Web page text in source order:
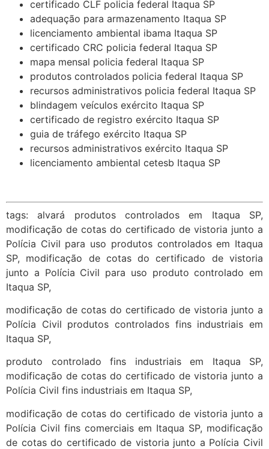
certificado CLF policia federal Itaqua SP
adequação para armazenamento Itaqua SP
licenciamento ambiental ibama Itaqua SP
certificado CRC policia federal Itaqua SP
mapa mensal policia federal Itaqua SP
produtos controlados policia federal Itaqua SP
recursos administrativos policia federal Itaqua SP
blindagem veículos exército Itaqua SP
certificado de registro exército Itaqua SP
guia de tráfego exército Itaqua SP
recursos administrativos exército Itaqua SP
licenciamento ambiental cetesb Itaqua SP
tags: alvará produtos controlados em Itaqua SP,
modificação de cotas do certificado de vistoria junto a
Polícia Civil para uso produtos controlados em Itaqua
SP, modificação de cotas do certificado de vistoria
junto a Polícia Civil para uso produto controlado em
Itaqua SP,
modificação de cotas do certificado de vistoria junto a
Polícia Civil produtos controlados fins industriais em
Itaqua SP,
produto controlado fins industriais em Itaqua SP,
modificação de cotas do certificado de vistoria junto a
Polícia Civil fins industriais em Itaqua SP,
modificação de cotas do certificado de vistoria junto a
Polícia Civil fins comerciais em Itaqua SP, modificação
de cotas do certificado de vistoria junto a Polícia Civil